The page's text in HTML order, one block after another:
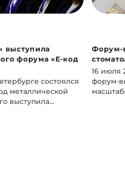
выступила
форума «Е-код
состоялся
металлической
выступила
Форум-
16 июля
форум-